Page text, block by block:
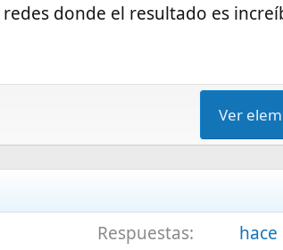
donde el resultado es
Ver
Respuestas